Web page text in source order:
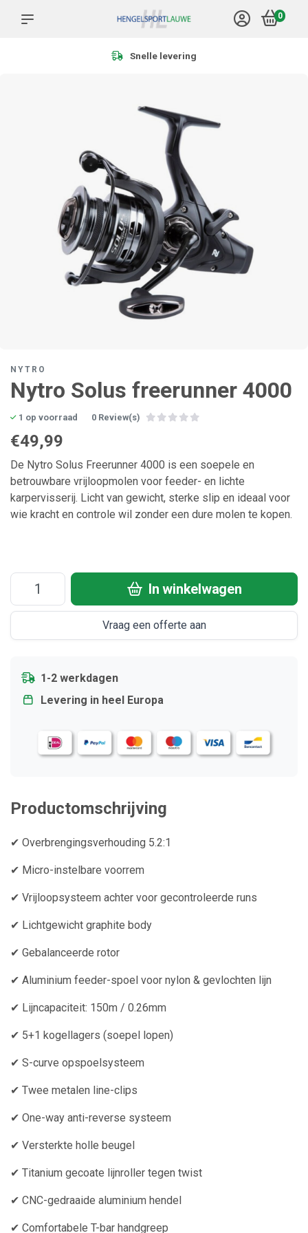
0
Meer dan 1.000 producten
NYTRO
Nytro Solus freerunner 4000
1 op voorraad 0 Review(s)
€49,99
De Nytro Solus Freerunner 4000 is een soepele en
betrouwbare vrijloopmolen voor feeder- en lichte
karpervisserij. Licht van gewicht, sterke slip en ideaal voor
wie kracht en controle wil zonder een dure molen te kopen.
In winkelwagen
Vraag een offerte aan
1-2 werkdagen
Levering in heel Europa
Productomschrijving
✔ Overbrengingsverhouding 5.2:1
✔ Micro-instelbare voorrem
✔ Vrijloopsysteem achter voor gecontroleerde runs
✔ Lichtgewicht graphite body
✔ Gebalanceerde rotor
✔ Aluminium feeder-spoel voor nylon & gevlochten lijn
✔ Lijncapaciteit: 150m / 0.26mm
✔ 5+1 kogellagers (soepel lopen)
✔ S-curve opspoelsysteem
✔ Twee metalen line-clips
✔ One-way anti-reverse systeem
✔ Versterkte holle beugel
✔ Titanium gecoate lijnroller tegen twist
✔ CNC-gedraaide aluminium hendel
✔ Comfortabele T-bar handgreep